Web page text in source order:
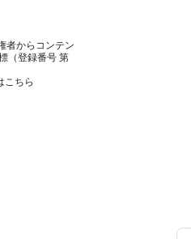
者からコンテン
（登録番号 第
こちら